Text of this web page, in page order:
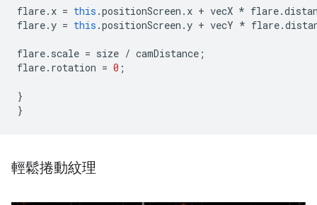
flare. x = this .positionScreen . x + vecX * flare.
flare.y = this .positionScreen .y + vecY * flare.
flare. scale = size / camDistance ;
flare. rotation = 0 ;
}
}
輕鬆捲動紋理